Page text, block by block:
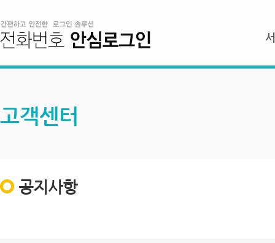
고객센터
공지사항